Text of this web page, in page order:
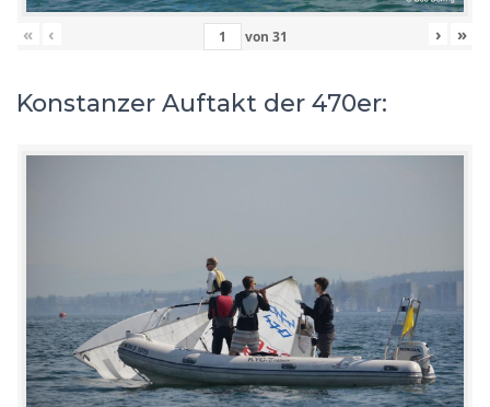
« ‹ von 31 › »
Konstanzer Auftakt der 470er: